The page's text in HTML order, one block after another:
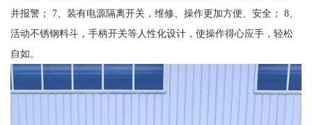
并报警； 7、装有电源隔离开关，维修、操作更加方便、安全； 8、
活动不锈钢料斗，手柄开关等人性化设计，使操作得心应手，轻松
自如。